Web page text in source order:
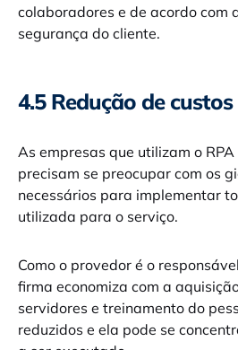
colaboradores e de acordo com
segurança do cliente.
4.5 Redução de
As empresas que utilizam o
precisam se preocupar com os
necessários para implementar
utilizada para o serviço.
Como o provedor é o
firma economiza com a
servidores e treinamento do
reduzidos e ela pode se